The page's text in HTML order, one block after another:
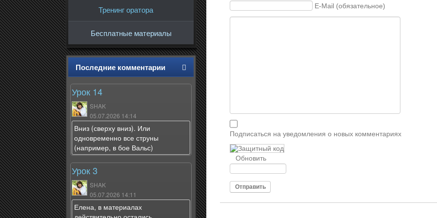
Тренинг оратора
Бесплатные материалы
Последние комментарии
Урок 14
SHAK
05.07.2026 14:14
Вниз (сверху вниз). Или
одновременно все струны
(например, в бое Вальс)
Урок 3
SHAK
05.07.2026 14:11
Елена, в материалах
E-Mail (обязательное)
Подписаться на уведомления о новых комментариях
Обновить
Отправить